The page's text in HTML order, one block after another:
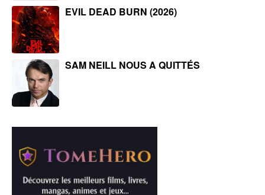
EVIL DEAD BURN (2026)
SAM NEILL NOUS A QUITTÉS